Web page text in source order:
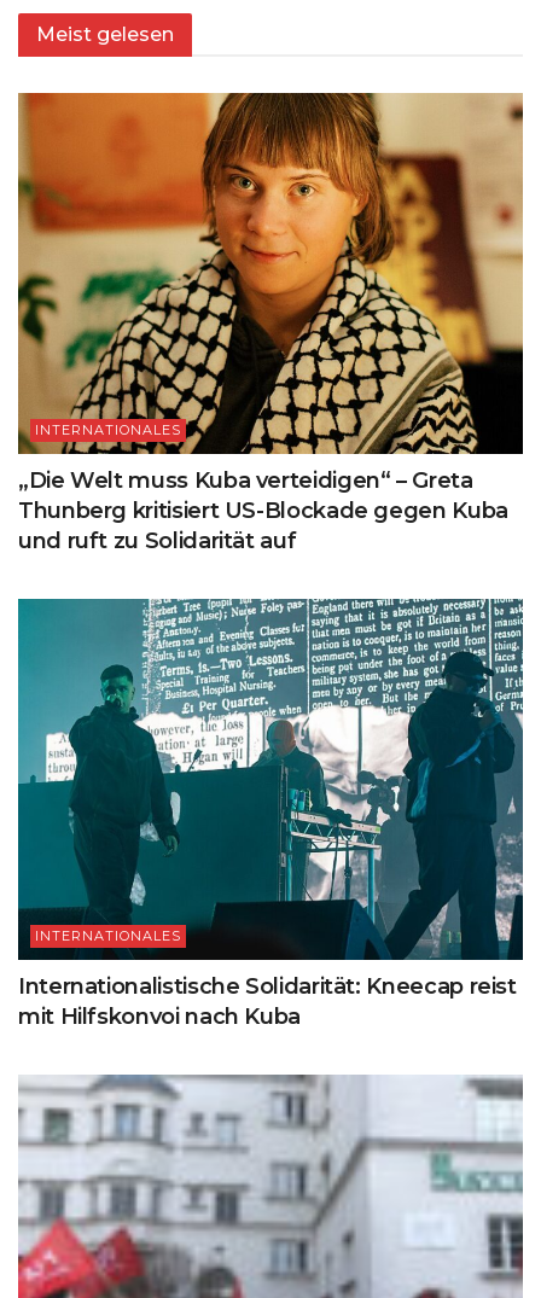
Meist gelesen
INTERNATIONALES
„Die Welt muss Kuba verteidigen“ – Greta
Thunberg kritisiert US-Blockade gegen Kuba
und ruft zu Solidarität auf
INTERNATIONALES
Internationalistische Solidarität: Kneecap reist
mit Hilfskonvoi nach Kuba